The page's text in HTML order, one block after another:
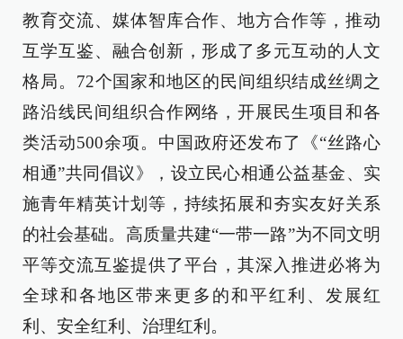
教育交流、媒体智库合作、地方合作等，推动
互学互鉴、融合创新，形成了多元互动的人文
格局。72个国家和地区的民间组织结成丝绸之
路沿线民间组织合作网络，开展民生项目和各
类活动500余项。中国政府还发布了《“丝路心
相通”共同倡议》，设立民心相通公益基金、实
施青年精英计划等，持续拓展和夯实友好关系
的社会基础。高质量共建“一带一路”为不同文明
平等交流互鉴提供了平台，其深入推进必将为
全球和各地区带来更多的和平红利、发展红
利、安全红利、治理红利。